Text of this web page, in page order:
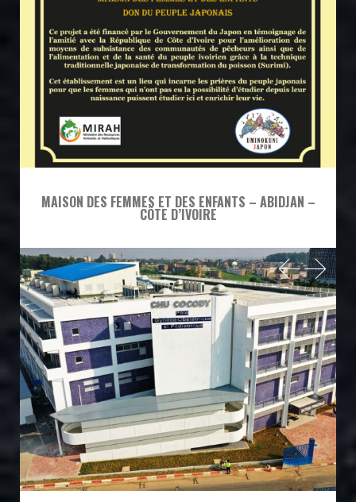
MAISON DES FEMMES ET DES ENFANTS – ABIDJAN –
CÔTE D’IVOIRE